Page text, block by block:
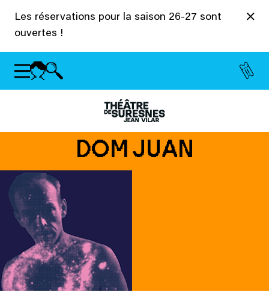
Les réservations pour la saison 26-27 sont
ouvertes !
DOM JUAN